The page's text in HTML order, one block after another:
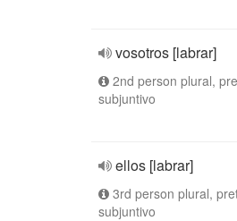
vosotros [labrar]
2nd person plural,
subjuntivo
ellos [labrar]
3rd person plural,
subjuntivo